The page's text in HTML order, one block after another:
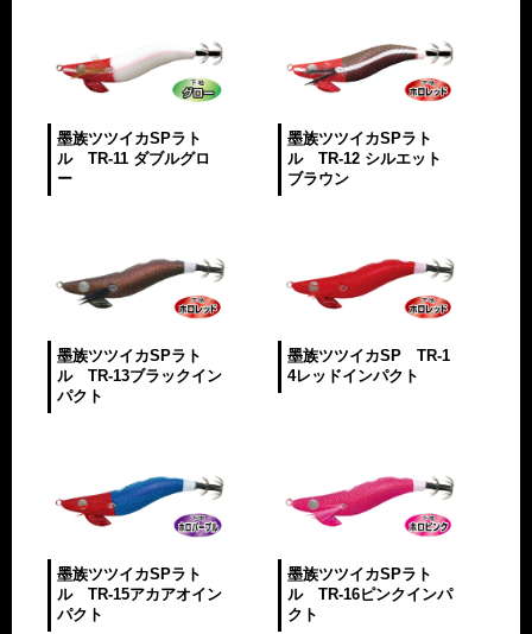
墨族ツツイカSPラト
ル TR-11 ダブルグロ
ー
墨族ツツイカSPラト
ル TR-12 シルエット
ブラウン
墨族ツツイカSPラト
ル TR-13ブラックイン
パクト
墨族ツツイカSP TR-1
4レッドインパクト
墨族ツツイカSPラト
ル TR-15アカアオイン
パクト
墨族ツツイカSPラト
ル TR-16ピンクインパ
クト